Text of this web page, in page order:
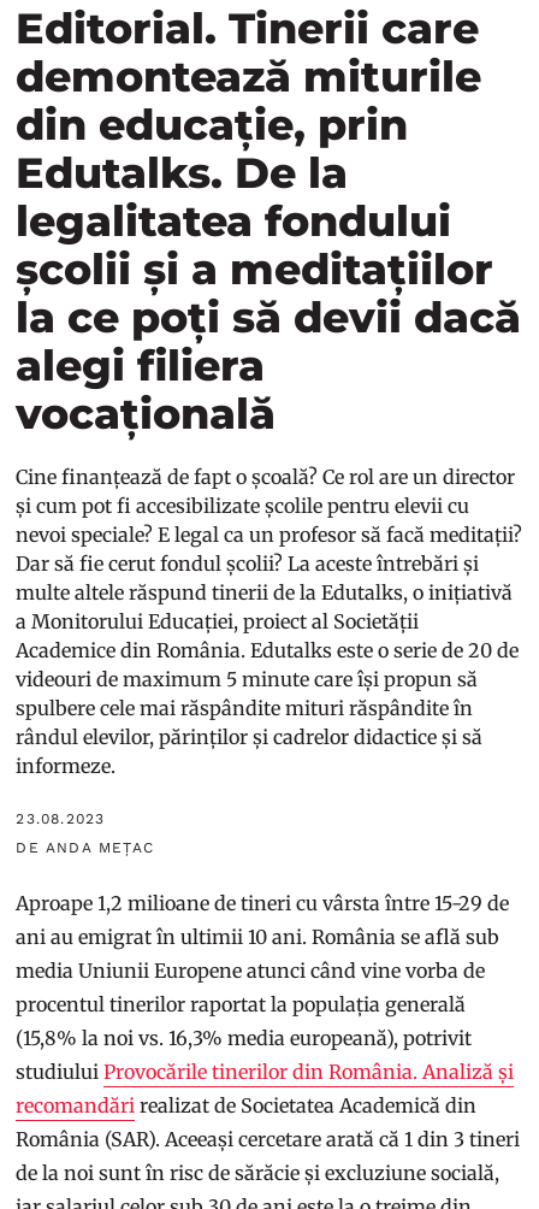
Editorial. Tinerii care
demontează miturile
din educație, prin
Edutalks. De la
legalitatea fondului
școlii și a meditațiilor
la ce poți să devii dacă
alegi filiera
vocațională
Cine finanțează de fapt o școală? Ce rol are un director
și cum pot fi accesibilizate școlile pentru elevii cu
nevoi speciale? E legal ca un profesor să facă meditații?
Dar să fie cerut fondul școlii? La aceste întrebări și
multe altele răspund tinerii de la Edutalks, o inițiativă
a Monitorului Educației, proiect al Societății
Academice din România. Edutalks este o serie de 20 de
videouri de maximum 5 minute care își propun să
spulbere cele mai răspândite mituri răspândite în
rândul elevilor, părinților și cadrelor didactice și să
informeze.
23.08.2023
DE ANDA MEȚAC
Aproape 1,2 milioane de tineri cu vârsta între 15-29 de
ani au emigrat în ultimii 10 ani. România se află sub
media Uniunii Europene atunci când vine vorba de
procentul tinerilor raportat la populația generală
(15,8% la noi vs. 16,3% media europeană), potrivit
studiuluiProvocările tinerilor din România. Analiză și
recomandări realizat de Societatea Academică din
România (SAR). Aceeași cercetare arată că 1 din 3 tineri
de la noi sunt în risc de sărăcie și excluziune socială,